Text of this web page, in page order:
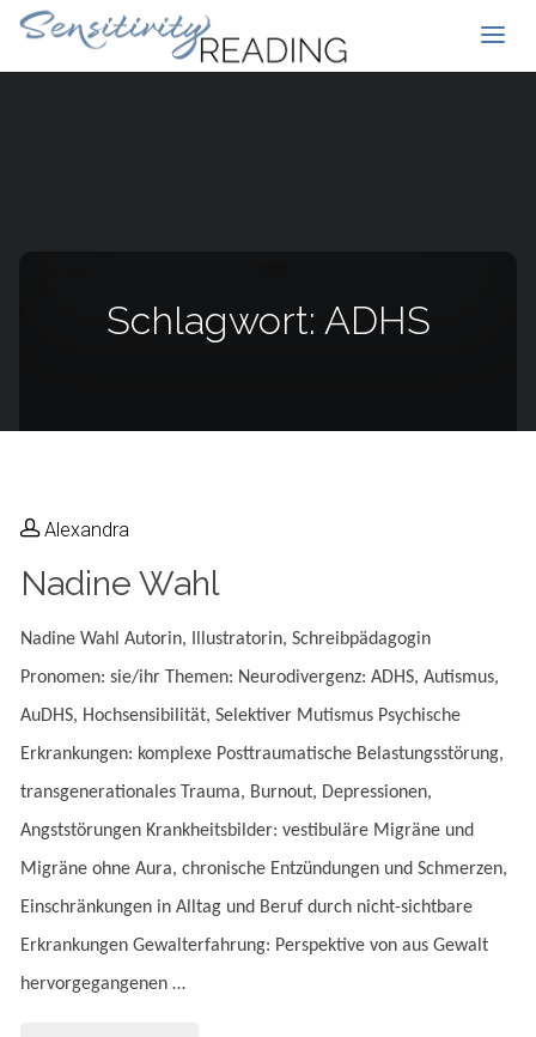
Schlagwort: ADHS
Alexandra
Nadine Wahl
Nadine Wahl Autorin, Illustratorin, Schreibpädagogin
Pronomen: sie/ihr Themen: Neurodivergenz: ADHS, Autismus,
AuDHS, Hochsensibilität, Selektiver Mutismus Psychische
Erkrankungen: komplexe Posttraumatische Belastungsstörung,
transgenerationales Trauma, Burnout, Depressionen,
Angststörungen Krankheitsbilder: vestibuläre Migräne und
Migräne ohne Aura, chronische Entzündungen und Schmerzen,
Einschränkungen in Alltag und Beruf durch nicht-sichtbare
Erkrankungen Gewalterfahrung: Perspektive von aus Gewalt
hervorgegangenen …